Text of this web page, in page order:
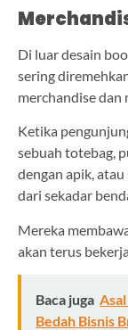
Di luar desain
sering
merchandise dan
Ketika
sebuah totebag,
dengan apik,
dari sekadar
Mereka
akan terus
Baca juga
Bedah Bisnis